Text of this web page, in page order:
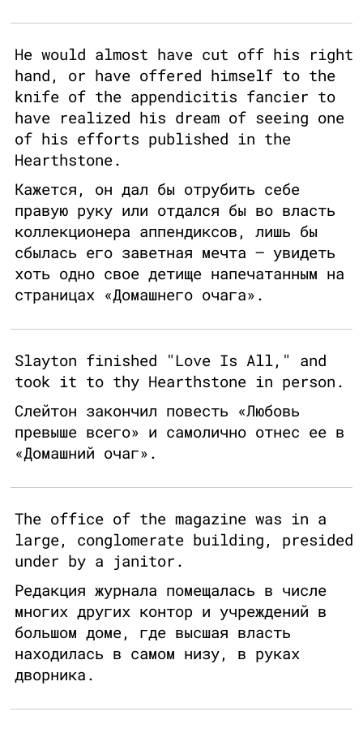
He would almost have cut off his right
hand, or have offered himself to the
knife of the appendicitis fancier to
have realized his dream of seeing one
of his efforts published in the
Hearthstone.
Кажется, он дал бы отрубить себе
правую руку или отдался бы во власть
коллекционера аппендиксов, лишь бы
сбылась его заветная мечта – увидеть
хоть одно свое детище напечатанным на
страницах «Домашнего очага».
Slayton finished "Love Is All," and
took it to thy Hearthstone in person.
Слейтон закончил повесть «Любовь
превыше всего» и самолично отнес ее в
«Домашний очаг».
The office of the magazine was in a
large, conglomerate building, presided
under by a janitor.
Редакция журнала помещалась в числе
многих других контор и учреждений в
большом доме, где высшая власть
находилась в самом низу, в руках
дворника.